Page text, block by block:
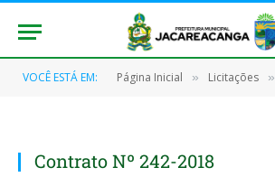
VOCÊ ESTÁ EM: Página Inicial » Licitações »
Contrato Nº 242-2018